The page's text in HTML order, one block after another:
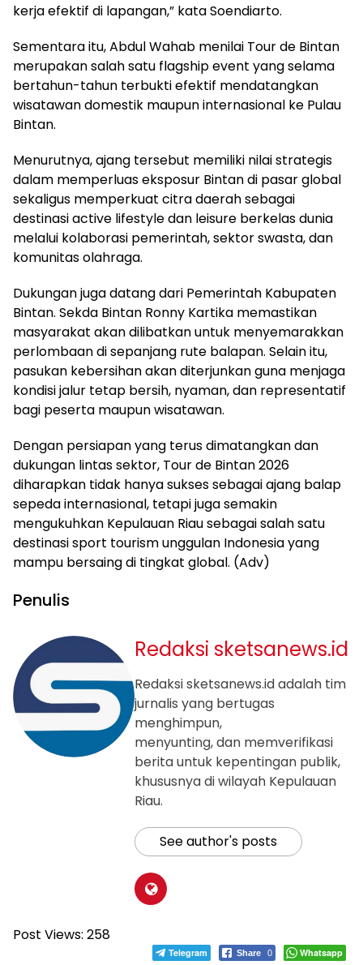
kerja efektif di lapangan,” kata Soendiarto.
Sementara itu, Abdul Wahab menilai Tour de Bintan
merupakan salah satu flagship event yang selama
bertahun-tahun terbukti efektif mendatangkan
wisatawan domestik maupun internasional ke Pulau
Bintan.
Menurutnya, ajang tersebut memiliki nilai strategis
dalam memperluas eksposur Bintan di pasar global
sekaligus memperkuat citra daerah sebagai
destinasi active lifestyle dan leisure berkelas dunia
melalui kolaborasi pemerintah, sektor swasta, dan
komunitas olahraga.
Dukungan juga datang dari Pemerintah Kabupaten
Bintan. Sekda Bintan Ronny Kartika memastikan
masyarakat akan dilibatkan untuk menyemarakkan
perlombaan di sepanjang rute balapan. Selain itu,
pasukan kebersihan akan diterjunkan guna menjaga
kondisi jalur tetap bersih, nyaman, dan representatif
bagi peserta maupun wisatawan.
Dengan persiapan yang terus dimatangkan dan
dukungan lintas sektor, Tour de Bintan 2026
diharapkan tidak hanya sukses sebagai ajang balap
sepeda internasional, tetapi juga semakin
mengukuhkan Kepulauan Riau sebagai salah satu
destinasi sport tourism unggulan Indonesia yang
mampu bersaing di tingkat global. (Adv)
Penulis
Redaksi sketsanews.id
Redaksi sketsanews.id adalah tim
jurnalis yang bertugas
menghimpun,
menyunting, dan memverifikasi
berita untuk kepentingan publik,
khususnya di wilayah Kepulauan
Riau.
See author's posts
Post Views: 258
Telegram Share 0 Whatsapp